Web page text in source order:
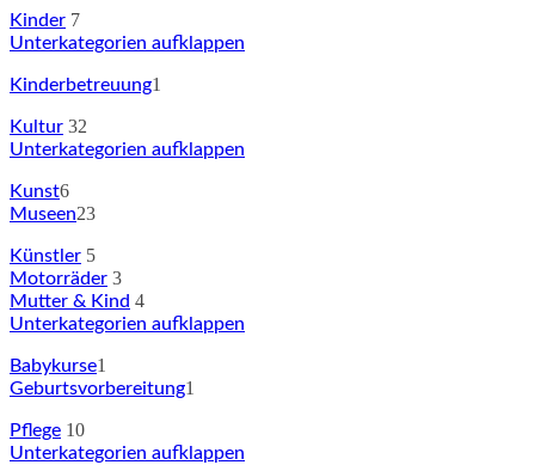
Kinder 7
Unterkategorien aufklappen
Kinderbetreuung1
Kultur 32
Unterkategorien aufklappen
Kunst6
Museen23
Künstler 5
Motorräder 3
Mutter & Kind 4
Unterkategorien aufklappen
Babykurse1
Geburtsvorbereitung1
Pflege 10
Unterkategorien aufklappen